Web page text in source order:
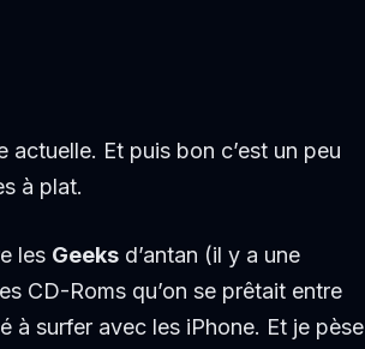
actuelle. Et puis bon c’est un peu
à plat.
les Geeks d’antan (il y a une
CD-Roms qu’on se prêtait entre
à surfer avec les iPhone. Et je pèse